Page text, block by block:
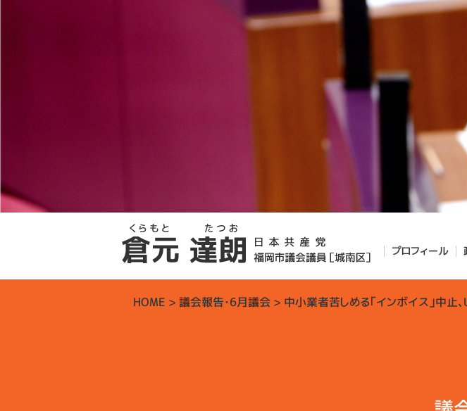
プロフィール
HOME > 議会報告・6月議会 > 中小業者苦しめる「インボイス」中